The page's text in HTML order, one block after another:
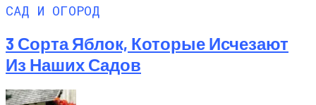
САД И ОГОРОД
3 Сорта Яблок, Которые Исчезают
Из Наших Садов